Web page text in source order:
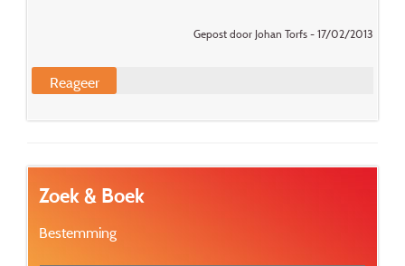
Gepost door Johan Torfs - 17/02/2013
Reageer
Zoek & Boek
Bestemming